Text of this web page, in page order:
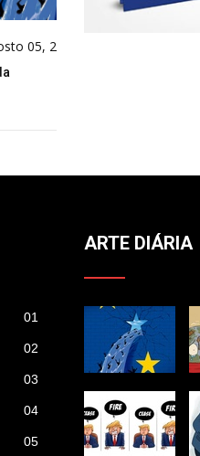
01
02
03
04
05
ARTE DIÁRIA